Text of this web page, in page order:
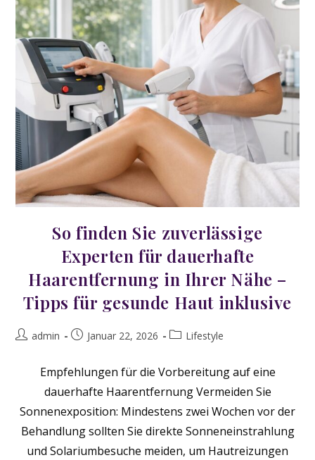
So finden Sie zuverlässige
Experten für dauerhafte
Haarentfernung in Ihrer Nähe –
Tipps für gesunde Haut inklusive
Beitrags-
admin
BeitragJanuar 22, 2026
Beitrags-
Lifestyle
Empfehlungen für die Vorbereitung auf eine
dauerhafte Haarentfernung Vermeiden Sie
Sonnenexposition: Mindestens zwei Wochen vor der
Behandlung sollten Sie direkte Sonneneinstrahlung
und Solariumbesuche meiden, um Hautreizungen